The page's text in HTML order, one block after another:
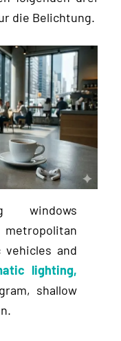
die Belichtung.
windows
and
lighting,
shallow